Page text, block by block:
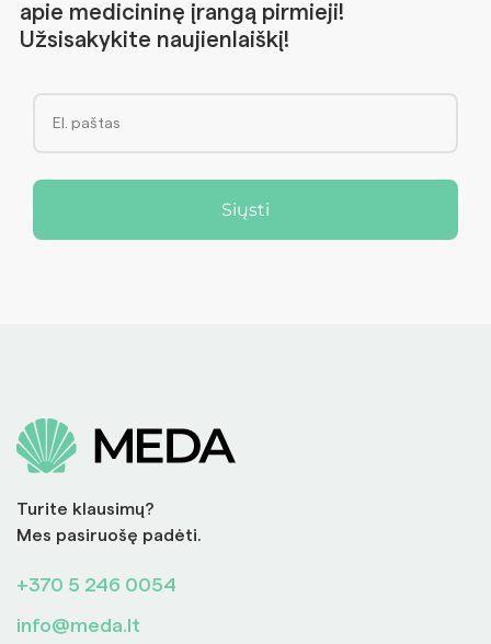
apie medicininę įrangą pirmieji!
Užsisakykite naujienlaiškį!
Siųsti
Turite klausimų?
Mes pasiruošę padėti.
+370 5 246 0054
info@meda.lt